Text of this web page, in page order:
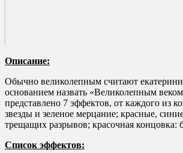
Описание:
Обычно великолепным считают
основанием назвать «Великолепным
представлено 7 эффектов, от каждого из
звезды и зеленое мерцание; красные,
трещащих разрывов; красочная
Список эффектов: